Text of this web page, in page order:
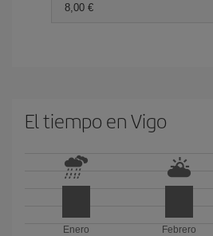
8,00 €
El tiempo en Vigo
Enero
Febrero